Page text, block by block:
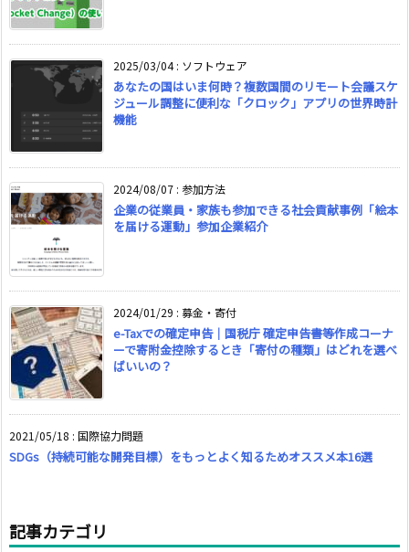
2025/03/04: ソフトウェア
あなたの国はいま何時？複数国間のリモート会議スケ
ジュール調整に便利な「クロック」アプリの世界時計
機能
2024/08/07 : 参加方法
企業の従業員・家族も参加できる社会貢献事例「絵本
を届ける運動」参加企業紹介
2024/01/29 : 募金・寄付
e-Taxでの確定申告｜国税庁 確定申告書等作成コーナ
ーで寄附金控除するとき「寄付の種類」はどれを選べ
ばいいの？
2021/05/18 : 国際協力問題
SDGs（持続可能な開発目標）をもっとよく知るためオススメ本16選
記事カテゴリ